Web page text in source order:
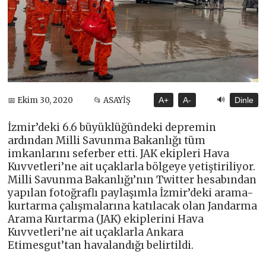
📅 Ekim 30, 2020 📂 ASAYİŞ A+ A- 🔊 Dinle
İzmir’deki 6.6 büyüklüğündeki depremin
ardından Milli Savunma Bakanlığı tüm
imkanlarını seferber etti. JAK ekipleri Hava
Kuvvetleri’ne ait uçaklarla bölgeye yetiştiriliyor.
Milli Savunma Bakanlığı’nın Twitter hesabından
yapılan fotoğraflı paylaşımla İzmir’deki arama-
kurtarma çalışmalarına katılacak olan Jandarma
Arama Kurtarma (JAK) ekiplerini Hava
Kuvvetleri’ne ait uçaklarla Ankara
Etimesgut’tan havalandığı belirtildi.